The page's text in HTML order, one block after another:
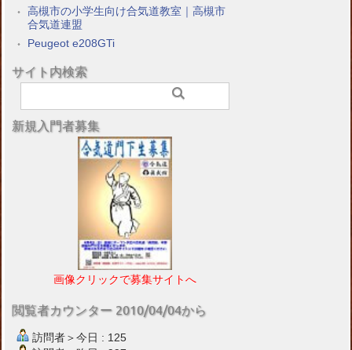
高槻市の小学生向け合気道教室｜高槻市
合気道連盟
Peugeot e208GTi
サイト内検索
新規入門者募集
画像クリックで募集サイトへ
閲覧者カウンター 2010/04/04から
訪問者＞今日 : 125